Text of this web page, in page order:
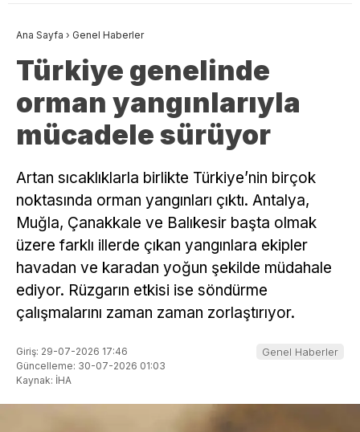
Ana Sayfa › Genel Haberler
Türkiye genelinde
orman yangınlarıyla
mücadele sürüyor
Artan sıcaklıklarla birlikte Türkiye’nin birçok
noktasında orman yangınları çıktı. Antalya,
Muğla, Çanakkale ve Balıkesir başta olmak
üzere farklı illerde çıkan yangınlara ekipler
havadan ve karadan yoğun şekilde müdahale
ediyor. Rüzgarın etkisi ise söndürme
çalışmalarını zaman zaman zorlaştırıyor.
Giriş: 29-07-2026 17:46
Güncelleme: 30-07-2026 01:03
Kaynak: İHA
Genel Haberler